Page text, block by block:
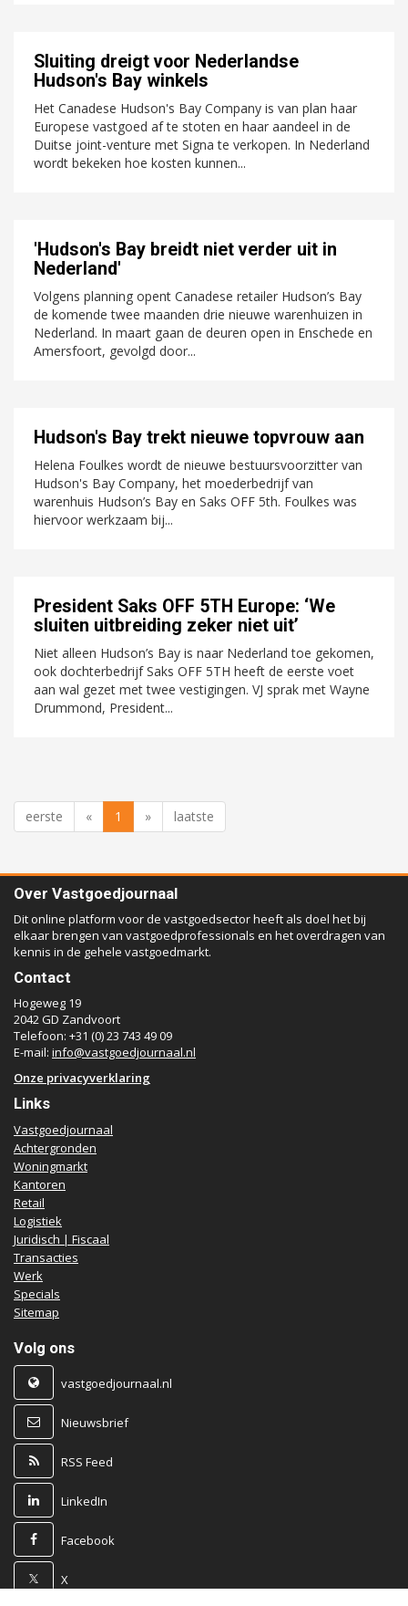
Sluiting dreigt voor Nederlandse
Hudson's Bay winkels
Het Canadese Hudson's Bay Company is van plan haar
Europese vastgoed af te stoten en haar aandeel in de
Duitse joint-venture met Signa te verkopen. In Nederland
wordt bekeken hoe kosten kunnen...
'Hudson's Bay breidt niet verder uit in
Nederland'
Volgens planning opent Canadese retailer Hudson’s Bay
de komende twee maanden drie nieuwe warenhuizen in
Nederland. In maart gaan de deuren open in Enschede en
Amersfoort, gevolgd door...
Hudson's Bay trekt nieuwe topvrouw aan
Helena Foulkes wordt de nieuwe bestuursvoorzitter van
Hudson's Bay Company, het moederbedrijf van
warenhuis Hudson’s Bay en Saks OFF 5th. Foulkes was
hiervoor werkzaam bij...
President Saks OFF 5TH Europe: ‘We
sluiten uitbreiding zeker niet uit’
Niet alleen Hudson’s Bay is naar Nederland toe gekomen,
ook dochterbedrijf Saks OFF 5TH heeft de eerste voet
aan wal gezet met twee vestigingen. VJ sprak met Wayne
Drummond, President...
eerste « 1 » laatste
Over Vastgoedjournaal
Dit online platform voor de vastgoedsector heeft als doel het bij
elkaar brengen van vastgoedprofessionals en het overdragen van
kennis in de gehele vastgoedmarkt.
Contact
Hogeweg 19
2042 GD Zandvoort
Telefoon: +31 (0) 23 743 49 09
E-mail: info@vastgoedjournaal.nl
Onze privacyverklaring
Links
Vastgoedjournaal
Achtergronden
Woningmarkt
Kantoren
Retail
Logistiek
Juridisch | Fiscaal
Transacties
Werk
Specials
Sitemap
Volg ons
vastgoedjournaal.nl
Nieuwsbrief
RSS Feed
LinkedIn
Facebook
X